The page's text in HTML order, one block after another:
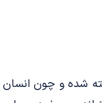
شده و چون